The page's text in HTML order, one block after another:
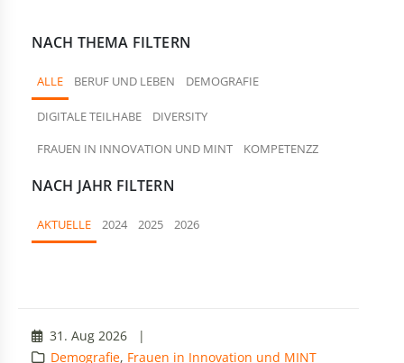
NACH THEMA FILTERN
ALLE BERUF UND LEBEN DEMOGRAFIE
DIGITALE TEILHABE
DIVERSITY
FRAUEN IN INNOVATION UND MINT
KOMPETENZZ
NACH JAHR FILTERN
AKTUELLE 2024 2025 2026
31. Aug 2026
|
Demografie, Frauen in Innovation und MINT